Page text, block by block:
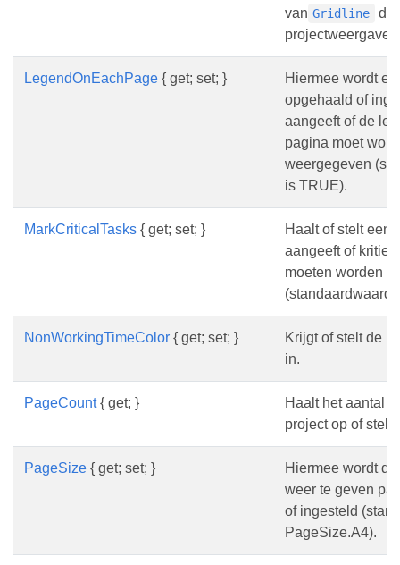
van Gridline
projectweergave.
LegendOnEachPage { get; set; }
Hiermee wordt
opgehaald of
aangeeft of de
pagina moet
weergegeven
is TRUE).
MarkCriticalTasks { get; set; }
Haalt of stelt een
aangeeft of
moeten worden
NonWorkingTimeColor { get; set; }
Krijgt of stelt de
in.
PageCount{ get; }
Haalt het aantal
project op of stelt
PageSize { get; set; }
Hiermee wordt
weer te geven
of ingesteld
PageSize.A4).